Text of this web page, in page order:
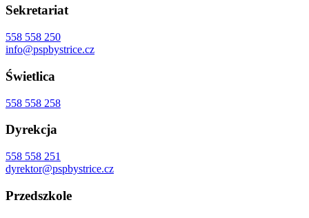
Sekretariat
558 558 250
info@pspbystrice.cz
Świetlica
558 558 258
Dyrekcja
558 558 251
dyrektor@pspbystrice.cz
Przedszkole